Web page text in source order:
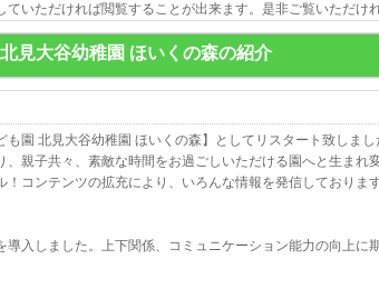
ていただければ閲覧することが出来ます。是非ご覧いただけ
見大谷幼稚園 ほいくの森の紹介
も園 北見大谷幼稚園 ほいくの森】としてリスタート致しまし
、親子共々、素敵な時間をお過ごしいただける園へと生まれ
！コンテンツの拡充により、いろんな情報を発信しておりま
導入しました。上下関係、コミュニケーション能力の向上に